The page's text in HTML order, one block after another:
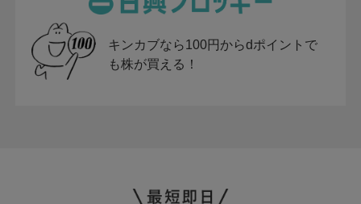
キンカブなら100円からdポイントで
も株が買える！